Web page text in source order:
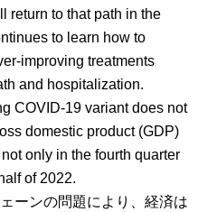
return to that path in the
to learn how to
improving treatments
and hospitalization.
COVID-19 variant does not
domestic product (GDP)
only in the fourth quarter
of 2022.
ーンの問題により、経済は